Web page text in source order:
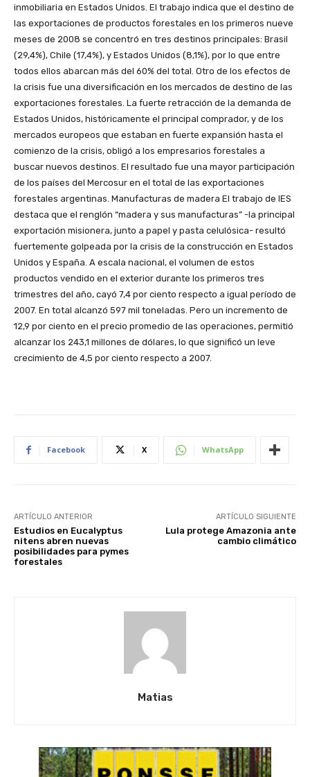
inmobiliaria en Estados Unidos. El trabajo indica que el destino de
las exportaciones de productos forestales en los primeros nueve
meses de 2008 se concentró en tres destinos principales: Brasil
(29,4%), Chile (17,4%), y Estados Unidos (8,1%), por lo que entre
todos ellos abarcan más del 60% del total. Otro de los efectos de
la crisis fue una diversificación en los mercados de destino de las
exportaciones forestales. La fuerte retracción de la demanda de
Estados Unidos, históricamente el principal comprador, y de los
mercados europeos que estaban en fuerte expansión hasta el
comienzo de la crisis, obligó a los empresarios forestales a
buscar nuevos destinos. El resultado fue una mayor participación
de los países del Mercosur en el total de las exportaciones
forestales argentinas. Manufacturas de madera El trabajo de IES
destaca que el renglón “madera y sus manufacturas” -la principal
exportación misionera, junto a papel y pasta celulósica- resultó
fuertemente golpeada por la crisis de la construcción en Estados
Unidos y España. A escala nacional, el volumen de estos
productos vendido en el exterior durante los primeros tres
trimestres del año, cayó 7,4 por ciento respecto a igual período de
2007. En total alcanzó 597 mil toneladas. Pero un incremento de
12,9 por ciento en el precio promedio de las operaciones, permitió
alcanzar los 243,1 millones de dólares, lo que significó un leve
crecimiento de 4,5 por ciento respecto a 2007.
Facebook X WhatsApp
ARTÍCULO ANTERIOR
Estudios en Eucalyptus
nitens abren nuevas
posibilidades para pymes
forestales
ARTÍCULO SIGUIENTE
Lula protege Amazonia ante
cambio climático
Matias